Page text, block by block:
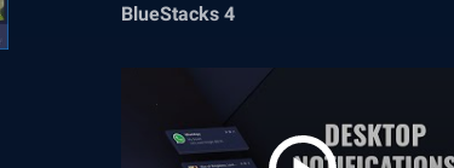
BlueStacks 4